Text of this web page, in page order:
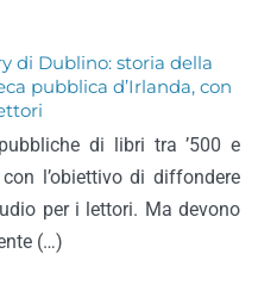
di Dublino: storia della
pubblica d’Irlanda, con
di libri tra ’500 e
l’obiettivo di diffondere
per i lettori. Ma devono
(…)